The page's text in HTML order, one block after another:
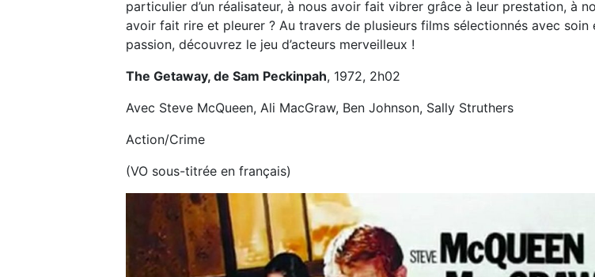
particulier d’un réalisateur, à nous avoir fait vibrer grâce à leur prestation, à
avoir fait rire et pleurer ? Au travers de plusieurs films sélectionnés avec soin
passion, découvrez le jeu d’acteurs merveilleux !
The Getaway, de Sam Peckinpah, 1972, 2h02
Avec Steve McQueen, Ali MacGraw, Ben Johnson, Sally Struthers
Action/Crime
(VO sous-titrée en français)